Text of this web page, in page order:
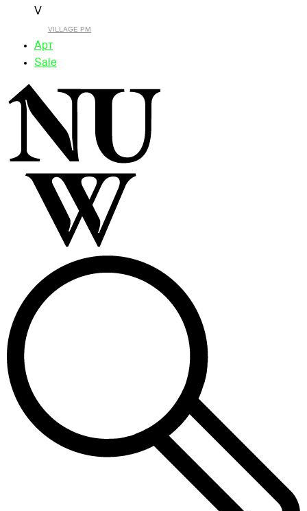
V
VILLAGE PM
Арт
Sale